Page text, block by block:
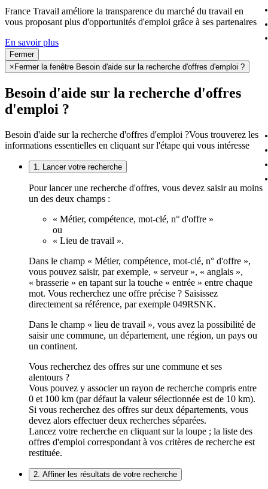
France Travail améliore la transparence du marché du travail en
vous proposant plus d'opportunités d'emploi grâce à ses partenaires
En savoir plus
Fermer
× Fermer la fenêtre Besoin d'aide sur la recherche d'offres d'emploi ?
Besoin d'aide sur la recherche d'offres
d'emploi ?
Besoin d'aide sur la recherche d'offres d'emploi ?Vous trouverez les
informations essentielles en cliquant sur l'étape qui vous intéresse
1. Lancer votre recherche
Pour lancer une recherche d'offres, vous devez saisir au moins
un des deux champs :
« Métier, compétence, mot-clé, n° d'offre »
ou
« Lieu de travail ».
Dans le champ « Métier, compétence, mot-clé, n° d'offre »,
vous pouvez saisir, par exemple, « serveur », « anglais »,
« brasserie » en tapant sur la touche « entrée » entre chaque
mot. Vous recherchez une offre précise ? Saisissez
directement sa référence, par exemple 049RSNK.
Dans le champ « lieu de travail », vous avez la possibilité de
saisir une commune, un département, une région, un pays ou
un continent.
Vous recherchez des offres sur une commune et ses
alentours ?
Vous pouvez y associer un rayon de recherche compris entre
0 et 100 km (par défaut la valeur sélectionnée est de 10 km).
Si vous recherchez des offres sur deux départements, vous
devez alors effectuer deux recherches séparées.
Lancez votre recherche en cliquant sur la loupe ; la liste des
offres d'emploi correspondant à vos critères de recherche est
restituée.
2. Affiner les résultats de votre recherche